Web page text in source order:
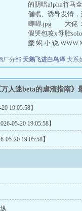
的阴暗alpha竹
催眠、诱导发情
唧唧.jpg 大佬：
假哭包攻x母胎
魔.蝎.小.说
厂分部 天鹅飞进白鸟泽 犬系
万人迷beta的虐渣指南》
19:05:58】
05-20 19:05:58】
05-20 19:05:58】